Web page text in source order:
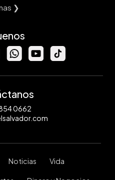
❯
0662
Noticias Vida